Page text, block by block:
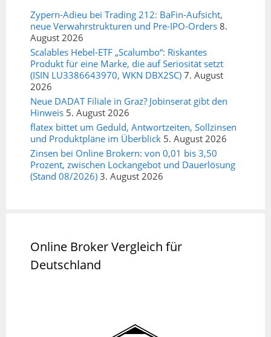
Zypern-Adieu bei Trading 212: BaFin-Aufsicht,
neue Verwahrstrukturen und Pre-IPO-Orders 8.
August 2026
Scalables Hebel-ETF „Scalumbo“: Riskantes
Produkt für eine Marke, die auf Seriosität setzt
(ISIN LU3386643970, WKN DBX2SC) 7. August
2026
Neue DADAT Filiale in Graz? Jobinserat gibt den
Hinweis 5. August 2026
flatex bittet um Geduld, Antwortzeiten, Sollzinsen
und Produktpläne im Überblick 5. August 2026
Zinsen bei Online Brokern: von 0,01 bis 3,50
Prozent, zwischen Lockangebot und Dauerlösung
(Stand 08/2026) 3. August 2026
Online Broker Vergleich für
Deutschland